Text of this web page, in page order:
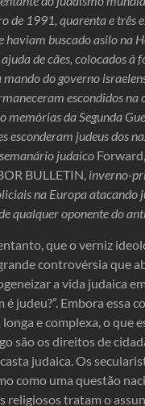
de 1991, quarenta e três
haviam buscado asilo na
de cães, colocados à
do governo
escondidos na
memórias da Segunda
esconderam judeus dos
judaicoForward,
BULLETIN, inverno-
na Europa atacando
qualquer oponente do
que o verniz
controvérsia que
a vida judaica
judeu?”. Embora essa
e complexa, o que
são os direitos de
judaica. Os
como uma questão
religiosos tratam o